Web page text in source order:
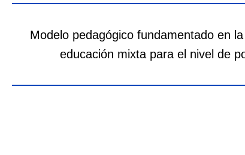
Modelo pedagógico fundamentado en
educación mixta para el nivel de